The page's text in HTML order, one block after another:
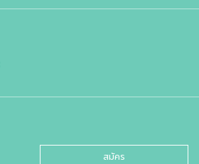
สมัคร